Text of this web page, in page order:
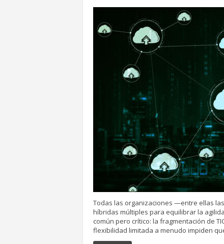
Todas las organizaciones —entre ellas
híbridas múltiples para equilibrar la
común pero crítico: la fragmentación de
flexibilidad limitada a menudo impiden